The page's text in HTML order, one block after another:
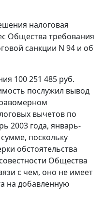
налоговая
Общества требования
санкции N 94 и об
100 251 485 руб.
послужил вывод
вычетов по
2003 года, январь-
поскольку
обстоятельства
Общества
с чем, оно не имеет
на добавленную